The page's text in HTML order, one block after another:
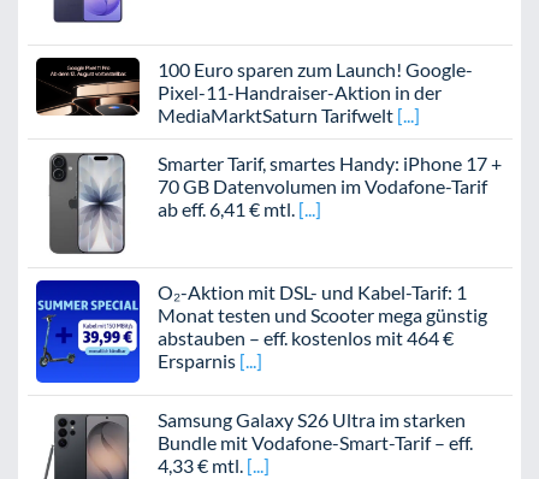
100 Euro sparen zum Launch! Google-
Pixel-11-Handraiser-Aktion in der
MediaMarktSaturn Tarifwelt
Smarter Tarif, smartes Handy: iPhone 17 +
70 GB Datenvolumen im Vodafone-Tarif
ab eff. 6,41 € mtl.
O₂-Aktion mit DSL- und Kabel-Tarif: 1
Monat testen und Scooter mega günstig
abstauben – eff. kostenlos mit 464 €
Ersparnis
Samsung Galaxy S26 Ultra im starken
Bundle mit Vodafone-Smart-Tarif – eff.
4,33 € mtl.